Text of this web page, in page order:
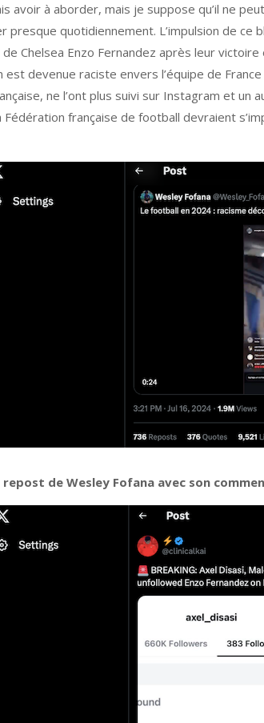
avoir à aborder, mais je suppose qu’il ne
quotidiennement. L’impulsion de ce
Chelsea Enzo Fernandez après leur victoire
est devenue raciste envers l’équipe de
ne l’ont plus suivi sur Instagram et
française de football devraient
repost de Wesley Fofana avec son